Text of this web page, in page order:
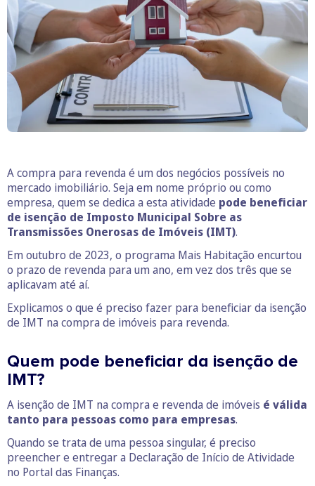
A compra para revenda é um dos negócios possíveis no
mercado imobiliário. Seja em nome próprio ou como
empresa, quem se dedica a esta atividade pode beneficiar
de isenção de Imposto Municipal Sobre as
Transmissões Onerosas de Imóveis (IMT).
Em outubro de 2023, o programa Mais Habitação encurtou
o prazo de revenda para um ano, em vez dos três que se
aplicavam até aí.
Explicamos o que é preciso fazer para beneficiar da isenção
de IMT na compra de imóveis para revenda.
Quem pode beneficiar da isenção de
IMT?
A isenção de IMT na compra e revenda de imóveis é válida
tanto para pessoas como para empresas.
Quando se trata de uma pessoa singular, é preciso
preencher e entregar a Declaração de Início de Atividade
no Portal das Finanças.